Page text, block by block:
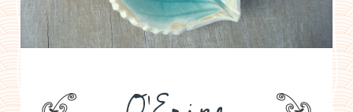
politique de confidentialité